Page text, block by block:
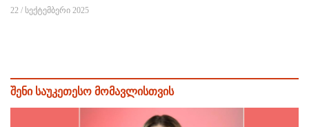
22 / სექტემბერი 2025
შენი საუკეთესო მომავლისთვის